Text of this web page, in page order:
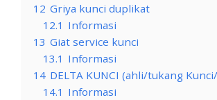
12 Griya kunci duplikat
12.1 Informasi
13 Giat service kunci
13.1 Informasi
14 DELTA KUNCI (ahli/tukang
14.1 Informasi